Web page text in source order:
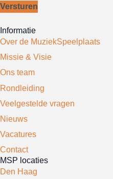
Versturen
Informatie
Over de MuziekSpeelplaats
Missie & Visie
Ons team
Rondleiding
Veelgestelde vragen
Nieuws
Vacatures
Contact
MSP locaties
Den Haag